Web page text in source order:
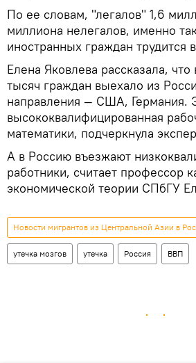
По ее словам, "легалов" 1,6
миллиона нелегалов, именно
иностранных граждан трудится
Елена Яковлева рассказала, что
тысяч граждан выехало из
направления — США, Германия.
высококвалифицированная
математики, подчеркнула
А в Россию въезжают
работники, считает профессор
экономической теории СПбГУ
Новости мигрантов из Центральной Азии в
утечка мозгов утечка Россия ВВП